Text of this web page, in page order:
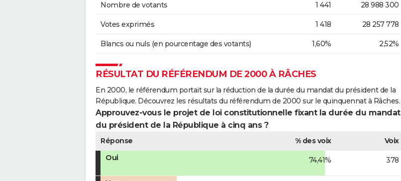
Nombre de votants 1 441 28 988 300
Votes exprimés 1 418 28 257 778
Blancs ou nuls (en pourcentage des votants) 1,60% 2,52%
RÉSULTAT DU RÉFÉRENDUM DE 2000 À RÂCHES
En 2000, le référendum portait sur la réduction de la durée du mandat du président de la
République. Découvrez les résultats du référendum de 2000 sur le quinquennat à Râches.
Approuvez-vous le projet de loi constitutionnelle fixant la durée du mandat
du président de la République à cinq ans ?
Réponse % des voix
Voix
Oui
74,41% 378